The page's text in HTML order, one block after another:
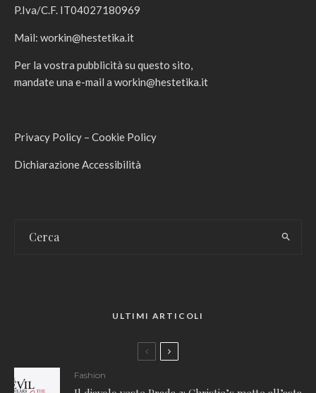
P.Iva/C.F. IT04027180969
Mail: workin@hestetika.it
Per la vostra pubblicità su questo sito,
mandate una e-mail a workin@hestetika.it
Privacy Policy – Cookie Policy
Dichiarazione Accessibilità
ULTIMI ARTICOLI
Fashion